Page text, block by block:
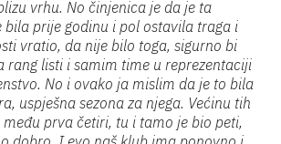
vrhu. No činjenica je da je ta
bila prije godinu i pol ostavila traga i
vratio, da nije bilo toga, sigurno bi
rang listi i samim time u reprezentaciji
No i ovako ja mislim da je to bila
uspješna sezona za njega. Većinu tih
prva četiri, tu i tamo je bio peti,